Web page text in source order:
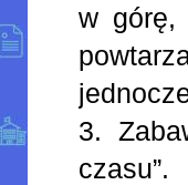
w górę,
3.
czasu”.